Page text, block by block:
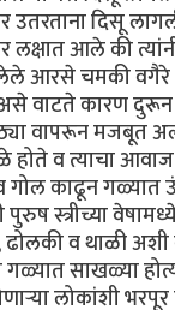
उतरताना दिसू
आले की
आरसे चमकी
असे वाटते कारण
वापरून मजबूत
व त्याचा
काढून गळ्यात
स्त्रीच्या
व थाळी अशी
गळ्यात साखळ्या
लोकांशी भरपूर